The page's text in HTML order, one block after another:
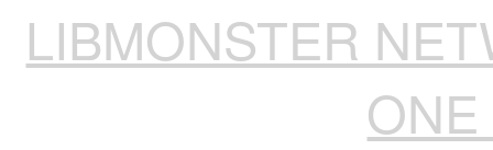
LIBMONSTER